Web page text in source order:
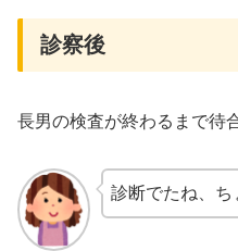
診察後
長男の検査が終わるまで待
診断でたね、ち